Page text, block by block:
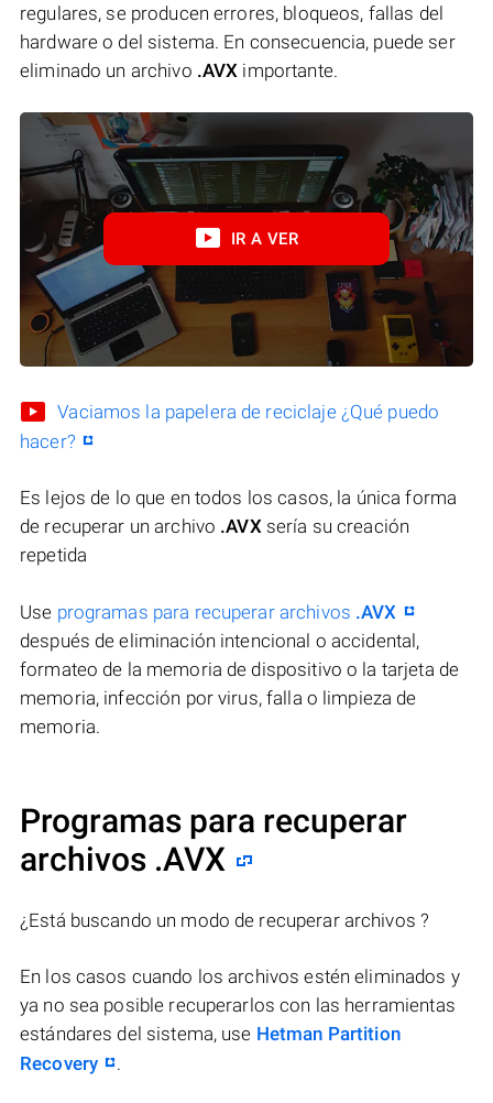
regulares, se producen errores, bloqueos, fallas del
hardware o del sistema. En consecuencia, puede ser
eliminado un archivo .AVX importante.
IR A VER
Vaciamos la papelera de reciclaje ¿Qué puedo
hacer?
Es lejos de lo que en todos los casos, la única forma
de recuperar un archivo .AVXsería su creación
repetida
Use programas para recuperar archivos .AVX
después de eliminación intencional o accidental,
formateo de la memoria de dispositivo o la tarjeta de
memoria, infección por virus, falla o limpieza de
memoria.
Programas para recuperar
archivos .AVX
¿Está buscando un modo de recuperar archivos ?
En los casos cuando los archivos estén eliminados y
ya no sea posible recuperarlos con las herramientas
estándares del sistema, use Hetman Partition
Recovery
.